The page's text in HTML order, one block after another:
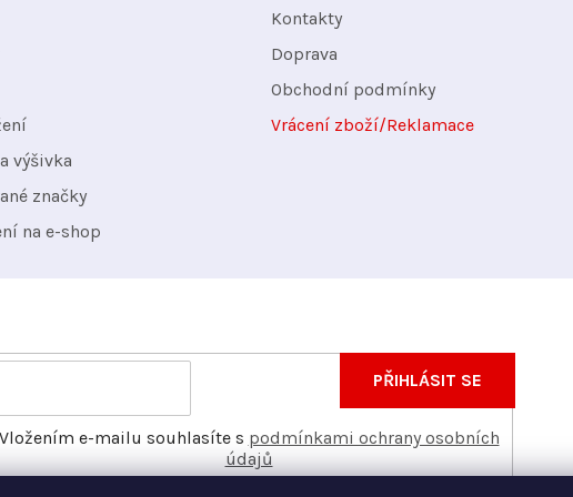
výšivka
značky
na e-shop
Kontakty
Doprava
Obchodní podmínky
Vrácení zboží/Reklamace
o nových produktech na našem e-shopu.
Vložením e-mailu souhlasíte s podmínkami ochrany osobních
údajů
PŘIHLÁSIT SE